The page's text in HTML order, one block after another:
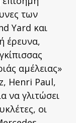
των
Yard και
έρευνα,
αμέλειας»
Henri Paul,
να γλιτώσει
οι